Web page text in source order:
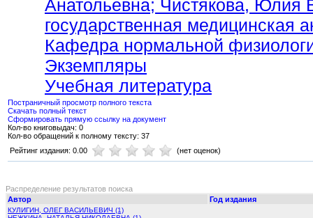
Анатольевна; Чистякова, Юлия
государственная медицинская
Кафедра нормальной
Экземпляры
Учебная литература
Постраничный просмотр полного текста
Скачать полный текст
Сформировать прямую ссылку на документ
Кол-во книговыдач: 0
Кол-во обращений к полному тексту: 37
Рейтинг издания: 0.00
(нет оценок)
Распределение результатов поиска
Автор
Год издания
КУЛИГИН, ОЛЕГ ВАСИЛЬЕВИЧ (1)